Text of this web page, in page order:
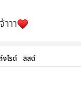
าา
ไรต์ ลิสต์